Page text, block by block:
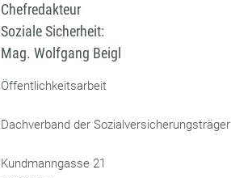
Chefredakteur
Soziale Sicherheit:
Mag. Wolfgang Beigl
Öffentlichkeitsarbeit
Dachverband der Sozialversicherungsträger
Kundmanngasse 21